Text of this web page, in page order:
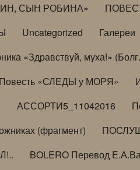
СЫН РОБИНА»
Uncategorized Галереи
«Здравствуй, муха!»
Повесть «СЛЕДЫ у МОРЯ»
АССОРТИ5_11042016
(фрагмент)
BOLERO Перевод